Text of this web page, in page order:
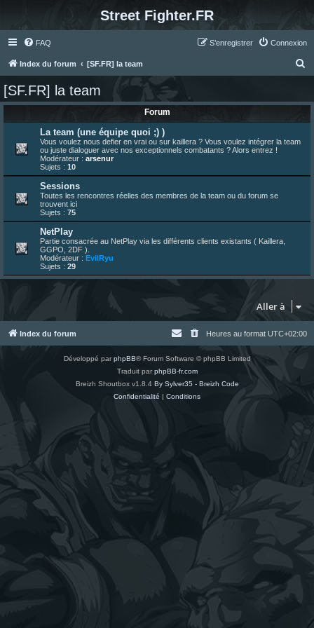
Street Fighter.FR
FAQ Connexion
S’enregistrer
Index du forum [SF.FR] la team
[SF.FR] la team
Forum
La team (une équipe quoi ;) )
Vous voulez nous defier en vrai ou sur kaillera ? Vous voulez intégrer la team
ou juste dialoguer avec nos exceptionnels combatants ? Alors entrez !
Modérateur : arsenur
Sujets : 10
Sessions
Toutes les rencontres réelles des membres de la team ou du forum se
trouvent ici
Sujets : 75
NetPlay
Partie consacrée au NetPlay via les différents clients existants ( Kaillera,
GGPO, 2DF ).
Modérateur : EvilRyu
Sujets : 29
Aller à
Index du forum Heures au format UTC+02:00
Développé parphpBB® Forum Software © phpBB Limited
Traduit parphpBB-fr.com
Breizh Shoutbox v1.8.4 By Sylver35 - Breizh Code
Confidentialité | Conditions